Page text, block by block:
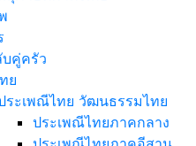
บคู่ครัว
ย
ระเพณีไทย วัฒนธรรมไทย
ประเพณีไทยภาคกลาง